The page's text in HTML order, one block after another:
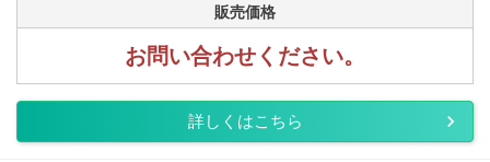
販売価格
お問い合わせください。
詳しくはこちら